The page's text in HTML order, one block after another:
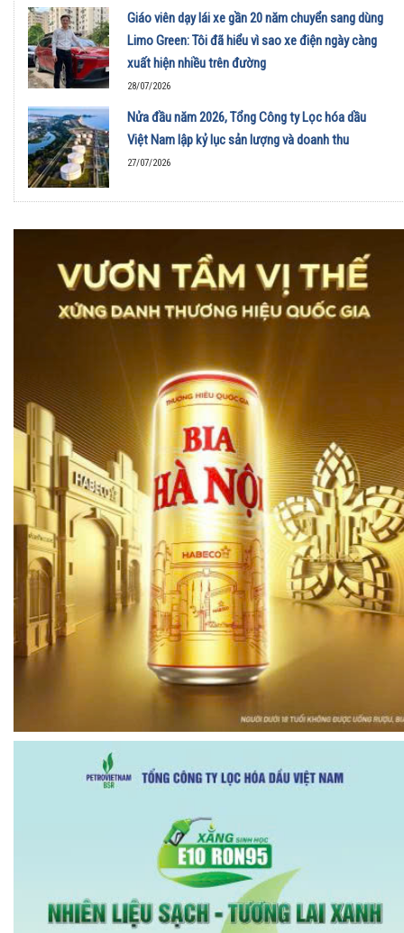
Giáo viên dạy lái xe gần 20 năm chuyển sang dùng
Limo Green: Tôi đã hiểu vì sao xe điện ngày càng
xuất hiện nhiều trên đường
28/07/2026
Nửa đầu năm 2026, Tổng Công ty Lọc hóa dầu
Việt Nam lập kỷ lục sản lượng và doanh thu
27/07/2026